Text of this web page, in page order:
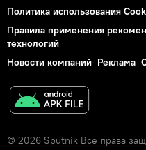
Политика использования
Правила применения
технологий
Новости компаний Реклама
© 2026 Sputnik Все права